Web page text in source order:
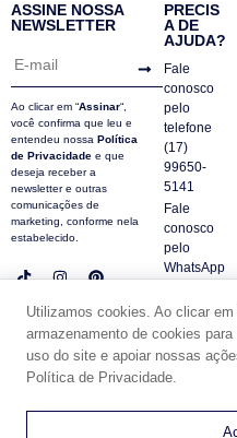
ASSINE NOSSA
NEWSLETTER
Ao clicar em “Assinar“,
você confirma que leu e
entendeu nossa Política
de Privacidade e que
deseja receber a
newsletter e outras
comunicações de
marketing, conforme nela
estabelecido.
PRECIS
A DE
AJUDA?
Fale
conosco
pelo
telefone
(17)
99650-
5141
Fale
conosco
pelo
WhatsApp
FAQ
© DUE PANNO - 2024 -
CNPJ18.684.752/0001-84
Utilizamos cookies. Ao clicar em
armazenamento de cookies
uso do site e apoiar nossas
Política de Privacidade.